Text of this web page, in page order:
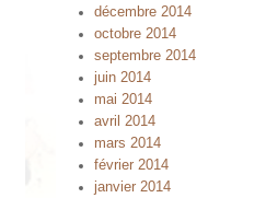
décembre 2014
octobre 2014
septembre 2014
juin 2014
mai 2014
avril 2014
mars 2014
février 2014
janvier 2014